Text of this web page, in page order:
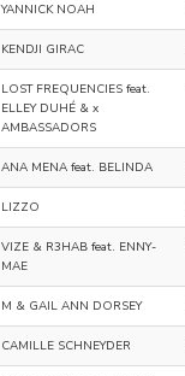
YANNICK NOAH
KENDJI GIRAC
LOST FREQUENCIES feat.
ELLEY DUHÉ & x
AMBASSADORS
ANA MENA feat. BELINDA
LIZZO
VIZE & R3HAB feat. ENNY-
MAE
M & GAIL ANN DORSEY
CAMILLE SCHNEYDER